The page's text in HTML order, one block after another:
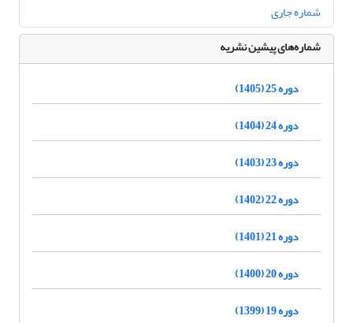
شماره جاری
شماره‌های پیشین نشریه
دوره 25 (1405)
دوره 24 (1404)
دوره 23 (1403)
دوره 22 (1402)
دوره 21 (1401)
دوره 20 (1400)
دوره 19 (1399)